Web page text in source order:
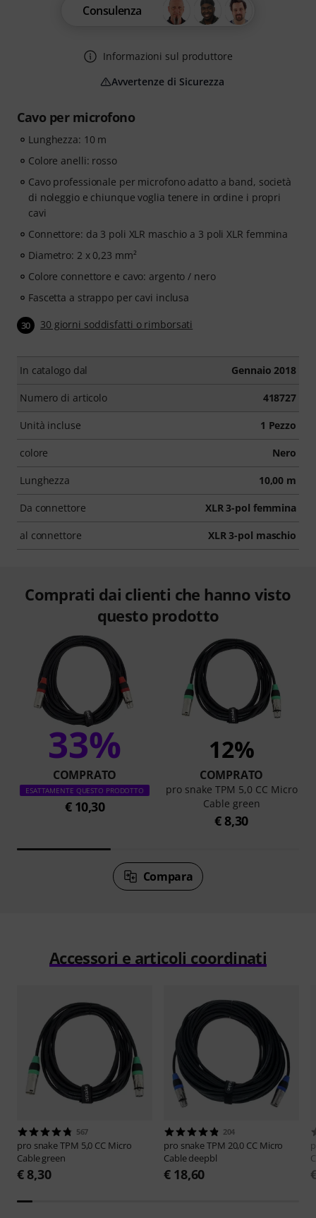
Cavo per microfono
Lunghezza: 10 m
Colore anelli: rosso
Cavo professionale per microfono adatto a band, società
di noleggio e chiunque voglia tenere in ordine i propri
cavi
Connettore: da 3 poli XLR maschio a 3 poli XLR femmina
Diametro: 2 x 0,23 mm²
Colore connettore e cavo: argento / nero
Fascetta a strappo per cavi inclusa
30 30 giorni soddisfatti o rimborsati
In catalogo dal Gennaio 2018
Numero di articolo 418727
Unità incluse 1 Pezzo
colore Nero
Lunghezza 10,00 m
Da connettore XLR 3-pol femmina
al connettore XLR 3-pol maschio
Consulenza
Informazioni sul produttore
Avvertenze di Sicurezza
Comprati dai clienti che hanno visto
questo prodotto
33%
COMPRATO
ESATTAMENTE QUESTO PRODOTTO
€ 10,30
12%
COMPRATO
pro snake TPM 5,0 CC Micro
Cable green
€ 8,30
Compara
Accessori e articoli coordinati
567
pro snakeTPM 5,0 CC Micro
Cable green
€ 8,30
204
pro snakeTPM 20,0 CC Micro
Cable deepbl
€ 18,60